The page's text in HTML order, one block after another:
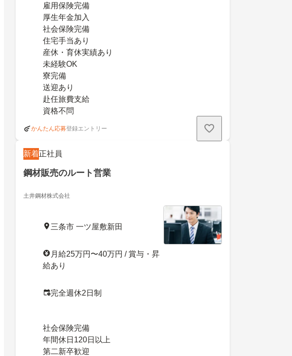
雇用保険完備
厚生年金加入
社会保険完備
住宅手当あり
産休・育休実績あり
未経験OK
寮完備
送迎あり
赴任旅費支給
資格不問
かんたん応募登録エントリー
新着正社員
鋼材販売のルート営業
土井鋼材株式会社
三条市 一ツ屋敷新田
月給25万円〜40万円 / 賞与・昇
給あり
完全週休2日制
社会保険完備
年間休日120日以上
第二新卒歓迎